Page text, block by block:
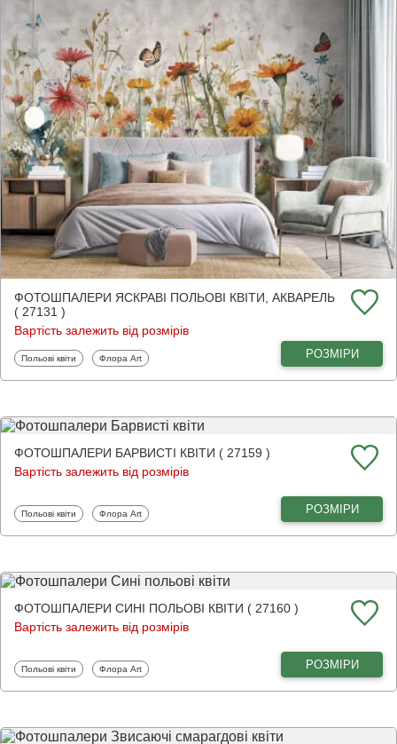
ФОТОШПАЛЕРИ ЯСКРАВІ ПОЛЬОВІ КВІТИ, АКВАРЕЛЬ
( 27131 )
Вартість залежить від розмірів
Фотошпалери
Польові квіти Фотошпалери
Флора Art РОЗМІРИ
ФОТОШПАЛЕРИ БАРВИСТІ КВІТИ ( 27159 )
Вартість залежить від розмірів
Фотошпалери
Польові квіти Фотошпалери
Флора Art РОЗМІРИ
ФОТОШПАЛЕРИ СИНІ ПОЛЬОВІ КВІТИ ( 27160 )
Вартість залежить від розмірів
Фотошпалери
Польові квіти Фотошпалери
Флора Art РОЗМІРИ